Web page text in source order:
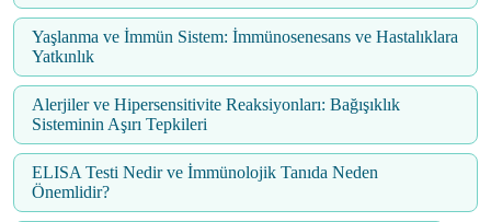
Yaşlanma ve İmmün Sistem: İmmünosenesans ve Hastalıklara
Yatkınlık
Alerjiler ve Hipersensitivite Reaksiyonları: Bağışıklık
Sisteminin Aşırı Tepkileri
ELISA Testi Nedir ve İmmünolojik Tanıda Neden
Önemlidir?